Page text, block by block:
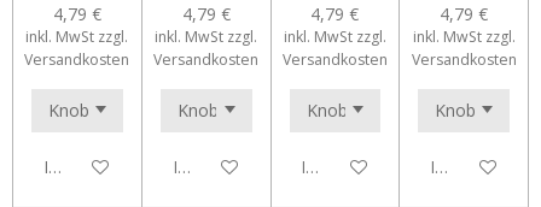
4,79 €
inkl. MwSt zzgl.
Versandkosten
In den Warenkorb
4,79 €
inkl. MwSt zzgl.
Versandkosten
In den Warenkorb
4,79 €
inkl. MwSt zzgl.
Versandkosten
In den Warenkorb
4,79 €
inkl. MwSt zzgl.
Versandkosten
In den